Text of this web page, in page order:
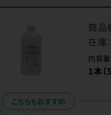
商品
在庫：
内容量
1本（
こちらもおすすめ